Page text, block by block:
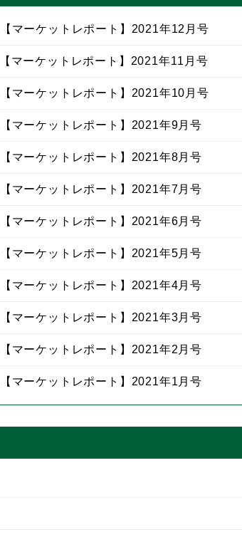
【マーケットレポート】2021年12月号
【マーケットレポート】2021年11月号
【マーケットレポート】2021年10月号
【マーケットレポート】2021年9月号
【マーケットレポート】2021年8月号
【マーケットレポート】2021年7月号
【マーケットレポート】2021年6月号
【マーケットレポート】2021年5月号
【マーケットレポート】2021年4月号
【マーケットレポート】2021年3月号
【マーケットレポート】2021年2月号
【マーケットレポート】2021年1月号